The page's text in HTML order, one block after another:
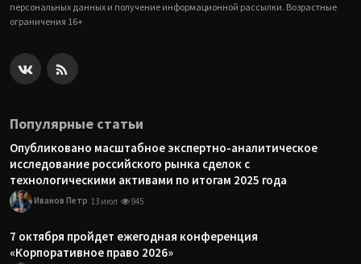
персональных данных и получение информационной рассылки. Возрастные
ограничения 16+
Популярные статьи
Опубликовано масштабное экспертно-аналитическое
исследование российского рынка сделок с
технологическими активами по итогам 2025 года
Иванов Петр 13 июл 945
7 октября пройдет ежегодная конференция
«Корпоративное право 2026»